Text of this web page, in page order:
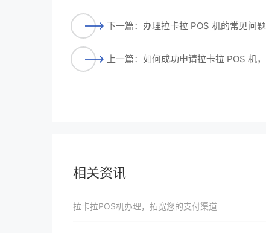
下一篇：办理拉卡拉 POS 机的常见问
上一篇：如何成功申请拉卡拉 POS 机
相关资讯
拉卡拉POS机办理，拓宽您的支付渠道